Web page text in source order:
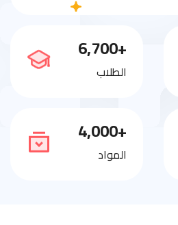
+6,700
الطلاب
+4,000
المواد